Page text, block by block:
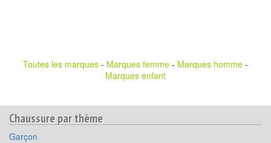
Toutes les marques - Marques femme - Marques homme -
Marques enfant
Chaussure par thème
Garçon